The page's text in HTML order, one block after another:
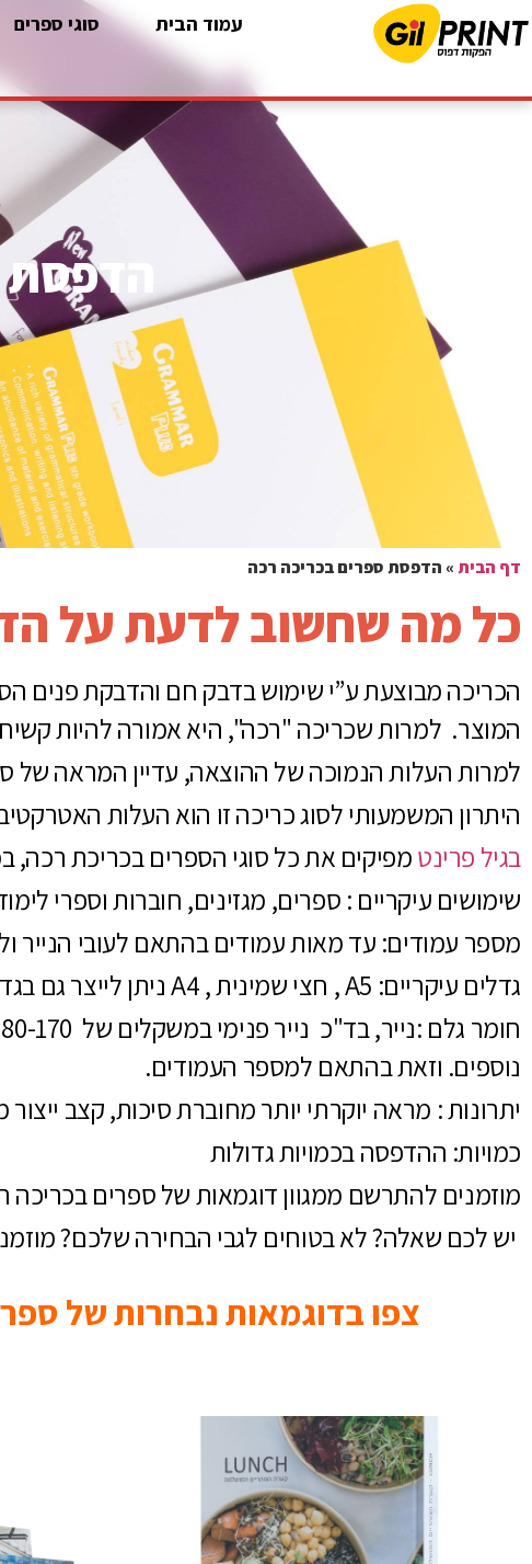
עמוד הבית סוגי ספרים
דף הבית» הדפסת ספרים בכריכה רכה
כל מה שחשוב לדעת על
הכריכה מבוצעת ע”י שימוש בדבק חם והדבקת פנים
המוצר. למרות שכריכה "רכה", היא אמורה להיות
למרות העלות הנמוכה של ההוצאה, עדיין המראה של
היתרון המשמעותי לסוג כריכה זו הוא העלות
בגיל פרינטמפיקים את כל סוגי הספרים בכריכת רכה,
שימושים עיקריים : ספרים, מגזינים, חוברות וספרי
מספר עמודים: עד מאות עמודים בהתאם לעובי הנייר
גדלים עיקריים: A5 , חצי שמינית , A4 ניתן לייצר גם בגדלים קטנים או גדולים יותר.
נוספים. וזאת בהתאם למספר העמודים.
יתרונות : מראה יוקרתי יותר מחוברת סיכות, קצב ייצור מהיר כ 2,000 יח בשעה, כריכת מספר
כמויות: ההדפסה בכמויות גדולות
מוזמנים להתרשם ממגוון דוגמאות של ספרים בכריכה
יש לכם שאלה? לא בטוחים לגבי הבחירה שלכם?
צפו בדוגמאות נבחרות של